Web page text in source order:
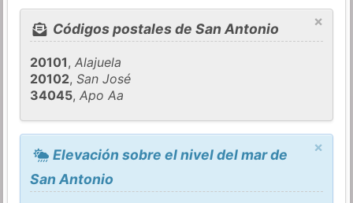
×
Códigos postales de San Antonio
20101,Alajuela
20102,San José
34045,Apo Aa
×
Elevación sobre el nivel del mar de
San Antonio